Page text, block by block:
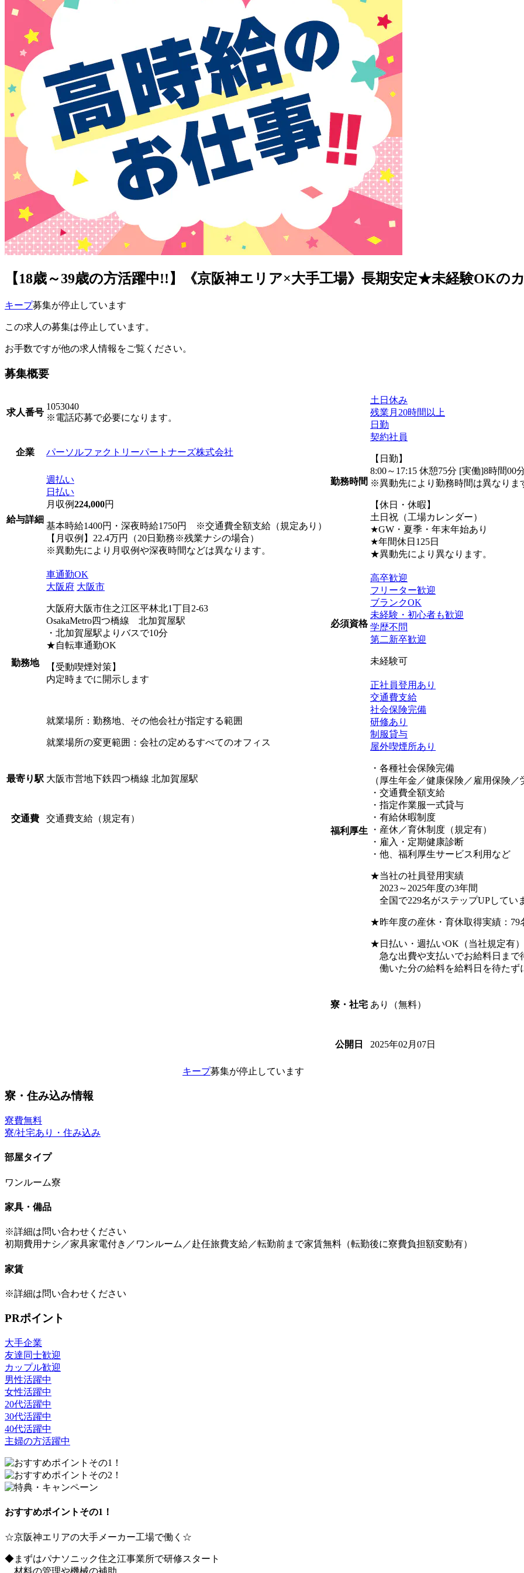
【18歳～39歳の方活躍中!!】《京阪神エリア×大手工場》長期安定★未経験OKのカ
キープ募集が停止しています
この求人の募集は停止しています。
お手数ですが他の求人情報をご覧ください。
募集概要
求人番号
1053040
※電話応募で必要になります。
企業 パーソルファクトリーパートナーズ株式会社
給与詳細
週払い
日払い
月収例224,000円
基本時給1400円・深夜時給1750円 ※交通費全額支給（規定あり）
【月収例】22.4万円（20日勤務※残業ナシの場合）
※異動先により月収例や深夜時間などは異なります。
勤務地
車通勤OK
大阪府 大阪市
大阪府大阪市住之江区平林北1丁目2-63
OsakaMetro四つ橋線 北加賀屋駅
・北加賀屋駅よりバスで10分
★自転車通勤OK
【受動喫煙対策】
内定時までに開示します
就業場所：勤務地、その他会社が指定する範囲
就業場所の変更範囲：会社の定めるすべてのオフィス
最寄り駅 大阪市営地下鉄四つ橋線 北加賀屋駅
交通費 交通費支給（規定有）
勤務時間
土日休み
残業月20時間以上
日勤
契約社員
【日勤】
8:00～17:15 休憩75分 [実働]8時間00
※異動先により勤務時間は異なりま
【休日・休暇】
土日祝（工場カレンダー）
★GW・夏季・年末年始あり
★年間休日125日
★異動先により異なります。
必須資格
高卒歓迎
フリーター歓迎
ブランクOK
未経験・初心者も歓迎
学歴不問
第二新卒歓迎
未経験可
福利厚生
正社員登用あり
交通費支給
社会保険完備
研修あり
制服貸与
屋外喫煙所あり
・各種社会保険完備
（厚生年金／健康保険／雇用保険／
・交通費全額支給
・指定作業服一式貸与
・有給休暇制度
・産休／育休制度（規定有）
・雇入・定期健康診断
・他、福利厚生サービス利用など
★当社の社員登用実績
2023～2025年度の3年間
全国で229名がステップUPしてい
★昨年度の産休・育休取得実績：79
★日払い・週払いOK（当社規定有）
急な出費や支払いでお給料日まで
働いた分の給料を給料日を待たず
寮・社宅 あり（無料）
公開日 2025年02月07日
キープ募集が停止しています
寮・住み込み情報
寮費無料
寮/社宅あり・住み込み
部屋タイプ
ワンルーム寮
家具・備品
※詳細は問い合わせください
初期費用ナシ／家具家電付き／ワンルーム／赴任旅費支給／転勤前まで家賃無料（転勤後に寮費負担額変動有）
家賃
※詳細は問い合わせください
PRポイント
大手企業
友達同士歓迎
カップル歓迎
男性活躍中
女性活躍中
20代活躍中
30代活躍中
40代活躍中
主婦の方活躍中
おすすめポイントその1！
☆京阪神エリアの大手メーカー工場で働く☆
◆まずはパナソニック住之江事業所で研修スタート
材料の管理や機械の補助、